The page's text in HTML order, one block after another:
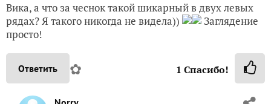
Вика, а что за чеснок такой шикарный в двух левых
рядах? Я такого никогда не видела))
Заглядение
просто!
Ответить ✿ 1 Спасибо!